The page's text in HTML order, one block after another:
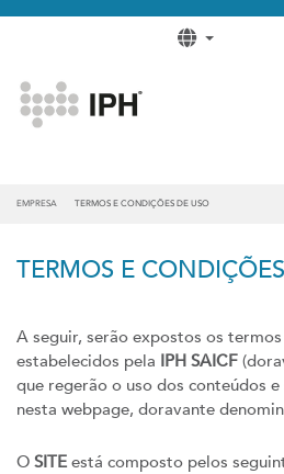
EMPRESA TERMOS E CONDIÇÕES DE USO
TERMOS E
A seguir, serão expostos os
estabelecidos pela IPH SAICF
que regerão o uso dos conteúdos
nesta webpage, doravante
O SITE está composto pelos